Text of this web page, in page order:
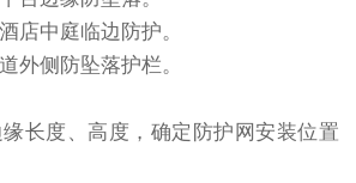
店中庭临边防护。
外侧防坠落护栏。
长度、高度，确定防护网安装位置